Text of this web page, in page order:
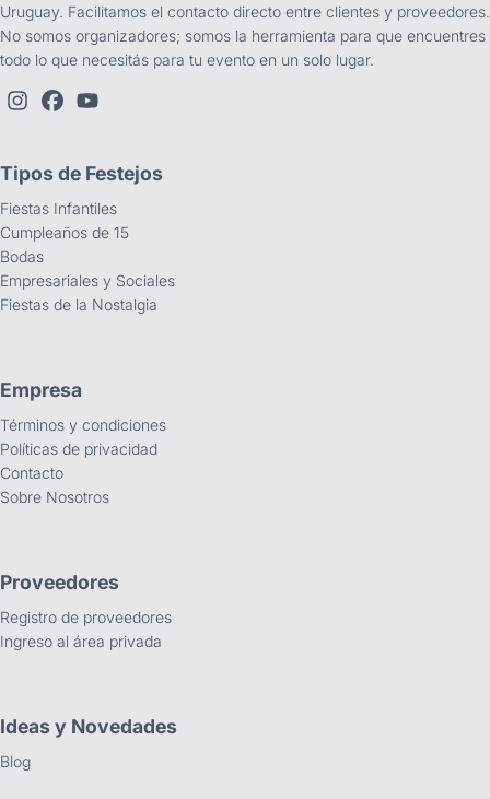
Uruguay. Facilitamos el contacto directo entre clientes y proveedores.
No somos organizadores; somos la herramienta para que encuentres
todo lo que necesitás para tu evento en un solo lugar.
Tipos de Festejos
Fiestas Infantiles
Cumpleaños de 15
Bodas
Empresariales y Sociales
Fiestas de la Nostalgia
Empresa
Términos y condiciones
Políticas de privacidad
Contacto
Sobre Nosotros
Proveedores
Registro de proveedores
Ingreso al área privada
Ideas y Novedades
Blog